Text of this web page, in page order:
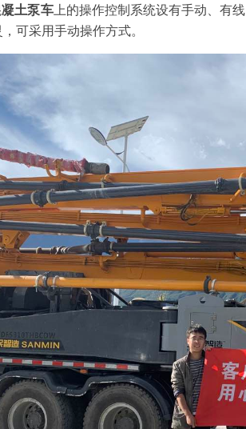
凝土泵车上的操作控制系统设有手动、有
可采用手动操作方式。